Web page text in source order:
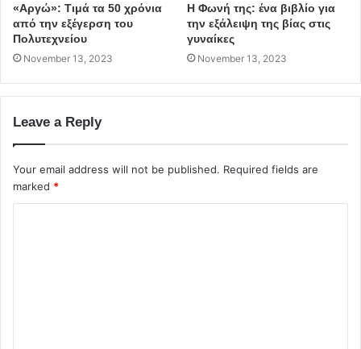
«Αργώ»: Τιμά τα 50 χρόνια
από την εξέγερση του
Πολυτεχνείου
November 13, 2023
Η Φωνή της: ένα βιβλίο για
την εξάλειψη της βίας στις
γυναίκες
November 13, 2023
Leave a Reply
Your email address will not be published. Required fields are
marked *